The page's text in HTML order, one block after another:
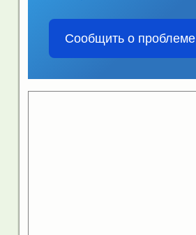
Сообщить о проблеме